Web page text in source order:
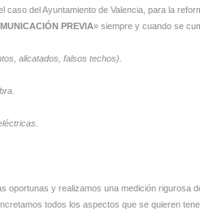
caso del Ayuntamiento de Valencia, para la
PREVIA» siempre y cuando se
alicatados, falsos techos).
oportunas y realizamos una medición rigurosa
todos los aspectos que se quieren